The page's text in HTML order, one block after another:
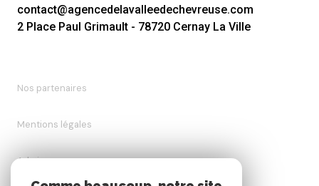
contact@agencedelavalleedechevreuse.com
2 Place Paul Grimault - 78720 Cernay La Ville
Nos partenaires
Mentions légales
Admin